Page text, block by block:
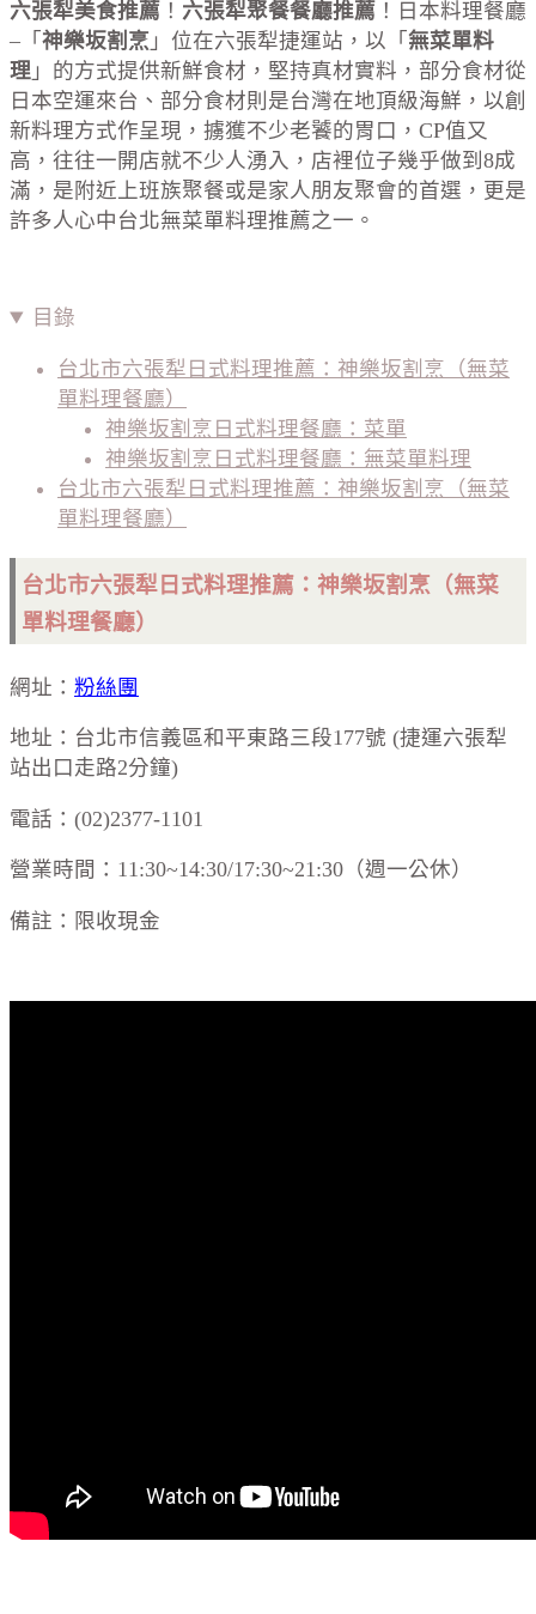
六張犁美食推薦 ！ 六張犁聚餐餐廳推薦 ！日本料理餐廳
–「 神樂坂割烹 」位在六張犁捷運站，以「 無菜單料
理 」的方式提供新鮮食材，堅持真材實料，部分食材從
日本空運來台、部分食材則是台灣在地頂級海鮮，以創
新料理方式作呈現，擄獲不少老饕的胃口，CP值又
高，往往一開店就不少人湧入，店裡位子幾乎做到8成
滿，是附近上班族聚餐或是家人朋友聚會的首選，更是
許多人心中台北無菜單料理推薦之一。
目錄
台北市六張犁日式料理推薦：神樂坂割烹（無菜
單料理餐廳）
神樂坂割烹日式料理餐廳：菜單
神樂坂割烹日式料理餐廳：無菜單料理
台北市六張犁日式料理推薦：神樂坂割烹（無菜
單料理餐廳）
台北市六張犁日式料理推薦：神樂坂割烹（無菜
單料理餐廳）
網址： 粉絲團
地址：台北市信義區和平東路三段177號 (捷運六張犁
站出口走路2分鐘)
電話：(02)2377-1101
營業時間：11:30~14:30/17:30~21:30（週一公休）
備註：限收現金